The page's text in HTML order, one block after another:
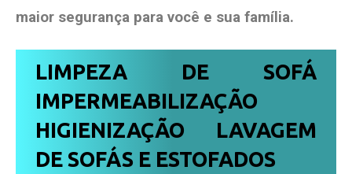
maior segurança para você e sua família.
LIMPEZA DE SOFÁ
IMPERMEABILIZAÇÃO
HIGIENIZAÇÃO LAVAGEM
DE SOFÁS E ESTOFADOS